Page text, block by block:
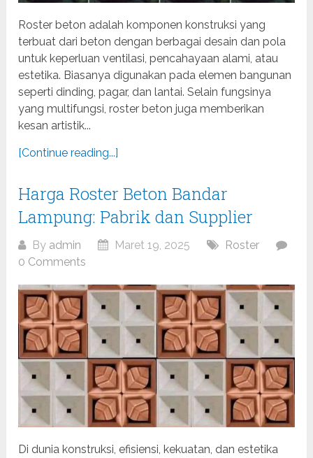
Roster beton adalah komponen konstruksi yang
terbuat dari beton dengan berbagai desain dan pola
untuk keperluan ventilasi, pencahayaan alami, atau
estetika. Biasanya digunakan pada elemen bangunan
seperti dinding, pagar, dan lantai. Selain fungsinya
yang multifungsi, roster beton juga memberikan
kesan artistik...
[Continue reading...]
Harga Roster Beton Bandar
Lampung: Pabrik dan Supplier
By admin Maret 19, 2025
Roster
0 Comments
Di dunia konstruksi, efisiensi, kekuatan, dan estetika